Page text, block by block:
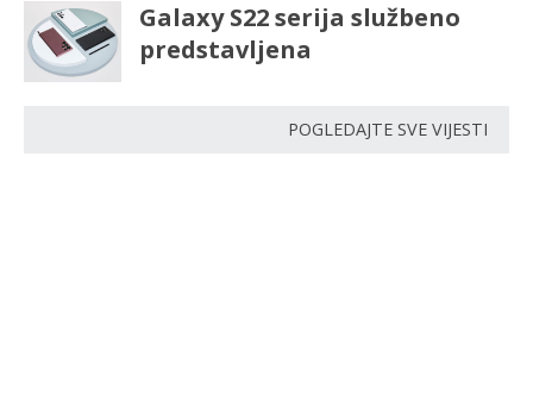
Galaxy S22 serija službeno
predstavljena
POGLEDAJTE SVE VIJESTI